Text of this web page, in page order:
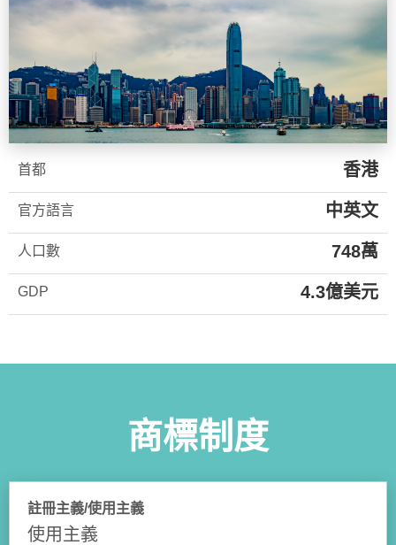
香港
首都
中英文
官方語言
748萬
人口數
4.3億美元
GDP
商標制度
註冊主義/使用主義
使用主義